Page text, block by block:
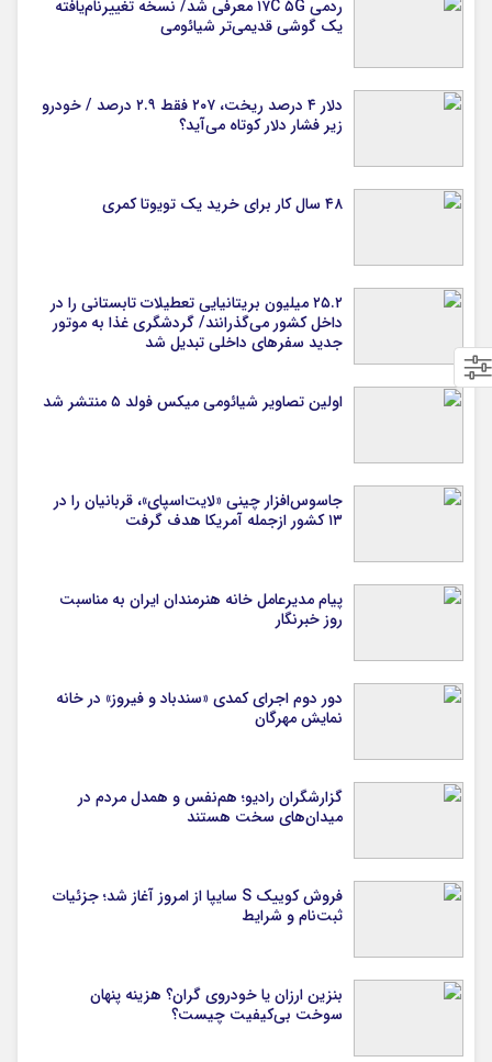
ردمی ۱۷C ۵G معرفی شد/ نسخه تغییرنام‌یافته
یک گوشی قدیمی‌تر شیائومی
دلار ۴ درصد ریخت، ۲۰۷ فقط ۲.۹ درصد / خودرو
زیر فشار دلار کوتاه می‌آید؟
۴۸ سال کار برای خرید یک تویوتا کمری
۲۵.۲ میلیون بریتانیایی تعطیلات تابستانی را در
داخل کشور می‌گذرانند/ گردشگری غذا به موتور
جدید سفرهای داخلی تبدیل شد
اولین تصاویر شیائومی میکس فولد ۵ منتشر شد
جاسوس‌افزار چینی «لایت‌اسپای»، قربانیان را در
۱۳ کشور ازجمله آمریکا هدف گرفت
پیام مدیرعامل خانه هنرمندان ایران به مناسبت
روز خبرنگار
دور دوم اجرای کمدی «سندباد و فیروز» در خانه
نمایش مهرگان
گزارشگران رادیو؛ هم‌نفس و همدل مردم در
میدان‌های سخت هستند
فروش کوییک S سایپا از امروز آغاز شد؛ جزئیات
ثبت‌نام و شرایط
بنزین ارزان یا خودروی گران؟ هزینه پنهان
سوخت بی‌کیفیت چیست؟